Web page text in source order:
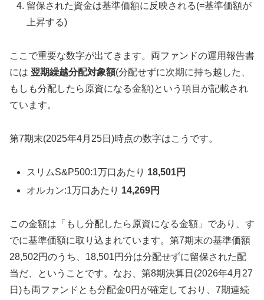
留保された資金は基準価額に反映される(=基準価額が
上昇する)
ここで重要な数字が出てきます。両ファンドの運用報告書
には 翌期繰越分配対象額(分配せずに次期に持ち越した、
もしも分配したら原資になる金額)という項目が記載され
ています。
第7期末(2025年4月25日)時点の数字はこうです。
スリムS&P500:1万口あたり 18,501円
オルカン:1万口あたり 14,269円
この金額は「もし分配したら原資になる金額」であり、す
でに基準価額に取り込まれています。第7期末の基準価額
28,502円のうち、18,501円分は分配せずに留保された配
当だ、ということです。なお、第8期決算日(2026年4月27
日)も両ファンドとも分配金0円が確定しており、7期連続